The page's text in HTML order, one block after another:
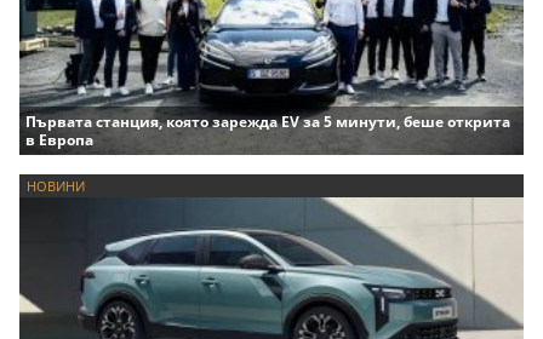
Първата станция, която зарежда EV за 5 минути, беше открита
в Европа
НОВИНИ